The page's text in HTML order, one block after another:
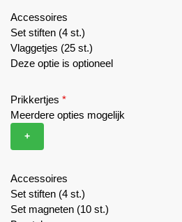
Accessoires
Set stiften (4 st.)
Vlaggetjes (25 st.)
Deze optie is optioneel
Prikkertjes *
Meerdere opties mogelijk
+
Accessoires
Set stiften (4 st.)
Set magneten (10 st.)